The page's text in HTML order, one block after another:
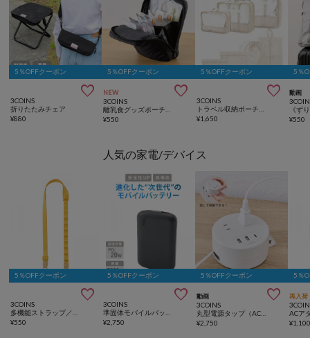
5％OFFクーポン

3COINS
折りたたみチェア
¥880
5％OFFクーポン
NEW 
3COINS
¥550
5％OFFクーポン

3COINS
¥1,650
5％
動画
¥550
人気の家電/デバイス
5％OFFクーポン

3COINS
¥550
5％OFFクーポン

3COINS
¥2,750
5％OFFクーポン
動画 
3COINS
丸型電源タップ（AC×2/USB×2/TYPEC×1）：1ｍ
¥2,750
5％
再入荷
¥